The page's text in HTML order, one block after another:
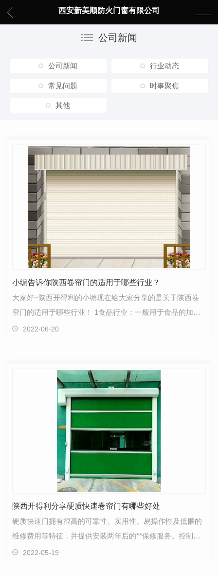
西安新美顺防火门窗有限公司
公司新闻
公司新闻 行业动态
常见问题 时事聚焦
其他
小编告诉你陕西卷帘门的适用于哪些行业？
大家好~陕西开得利的小编现在给大家分享的是关于陕西卷
帘门的适用于哪些行业！ 1食品行业：一般用于食品的加
工、仓储等行业，快速开关门的性能使其具有…
2022-06-20
陕西开得利分享硬质快速卷帘门有哪些好处
硬质快速门拥有很高的可靠性、实用性、易操作性及低廉的
维修费用等特征，并提供安装两年后的**保修服务。控制系
统采用自控领域这一新技术的DSP芯片作为核心,**在工…
2022-05-19